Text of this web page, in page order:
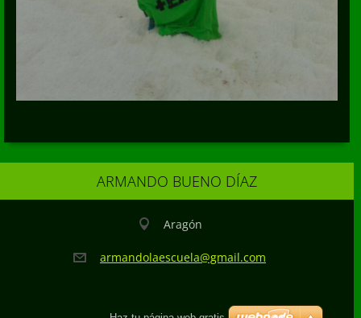
ARMANDO BUENO DÍAZ
Aragón
armandolaescuela@gmail.com